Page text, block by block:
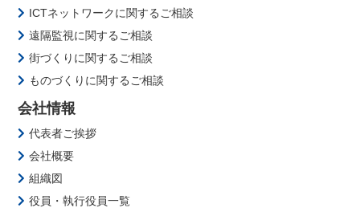
ICTネットワークに関するご相談
遠隔監視に関するご相談
街づくりに関するご相談
ものづくりに関するご相談
会社情報
代表者ご挨拶
会社概要
組織図
役員・執行役員一覧